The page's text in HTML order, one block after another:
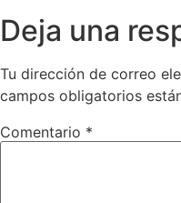
Deja una
Tu dirección de correo
campos obligatorios
Comentario *